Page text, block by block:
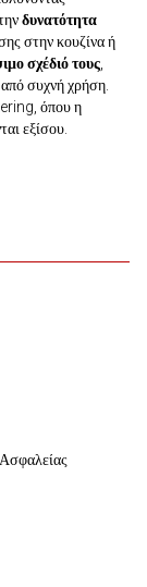
δυνατότητα
στην κουζίνα ή
σχέδιό τους
συχνή χρήση.
όπου η
εξίσου.